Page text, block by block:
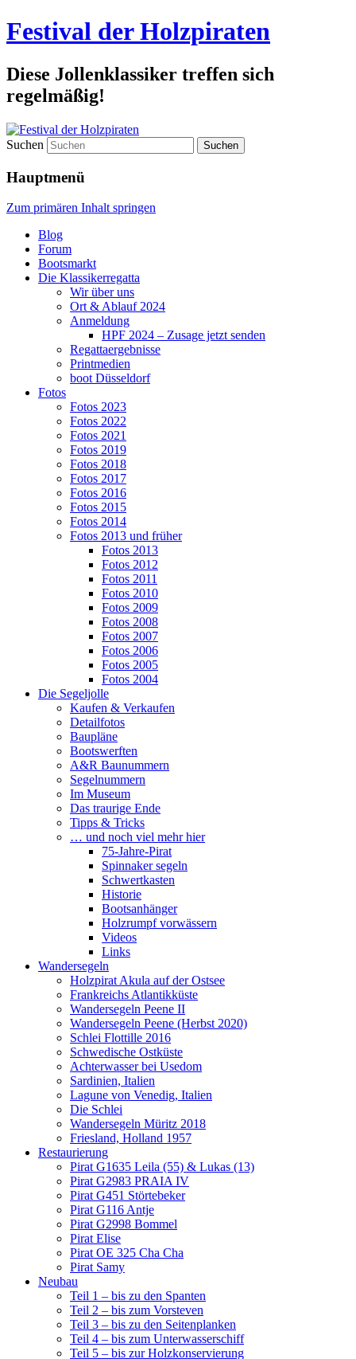
Festival der Holzpiraten
Diese Jollenklassiker treffen sich
regelmäßig!
Suchen
Hauptmenü
Zum primären Inhalt springen
Blog
Forum
Bootsmarkt
Die Klassikerregatta
Wir über uns
Ort & Ablauf 2024
Anmeldung
HPF 2024 – Zusage jetzt senden
Regattaergebnisse
Printmedien
boot Düsseldorf
Fotos
Fotos 2023
Fotos 2022
Fotos 2021
Fotos 2019
Fotos 2018
Fotos 2017
Fotos 2016
Fotos 2015
Fotos 2014
Fotos 2013 und früher
Fotos 2013
Fotos 2012
Fotos 2011
Fotos 2010
Fotos 2009
Fotos 2008
Fotos 2007
Fotos 2006
Fotos 2005
Fotos 2004
Die Segeljolle
Kaufen & Verkaufen
Detailfotos
Baupläne
Bootswerften
A&R Baunummern
Segelnummern
Im Museum
Das traurige Ende
Tipps & Tricks
… und noch viel mehr hier
75-Jahre-Pirat
Spinnaker segeln
Schwertkasten
Historie
Bootsanhänger
Holzrumpf vorwässern
Videos
Links
Wandersegeln
Holzpirat Akula auf der Ostsee
Frankreichs Atlantikküste
Wandersegeln Peene II
Wandersegeln Peene (Herbst 2020)
Schlei Flottille 2016
Schwedische Ostküste
Achterwasser bei Usedom
Sardinien, Italien
Lagune von Venedig, Italien
Die Schlei
Wandersegeln Müritz 2018
Friesland, Holland 1957
Restaurierung
Pirat G1635 Leila (55) & Lukas (13)
Pirat G2983 PRAIA IV
Pirat G451 Störtebeker
Pirat G116 Antje
Pirat G2998 Bommel
Pirat Elise
Pirat OE 325 Cha Cha
Pirat Samy
Neubau
Teil 1 – bis zu den Spanten
Teil 2 – bis zum Vorsteven
Teil 3 – bis zu den Seitenplanken
Teil 4 – bis zum Unterwasserschiff
Teil 5 – bis zur Holzkonservierung